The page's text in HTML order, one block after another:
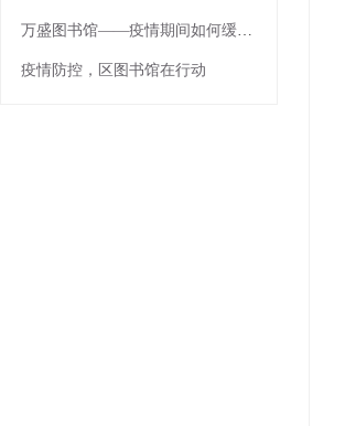
万盛图书馆——疫情期间如何缓解焦虑
疫情防控，区图书馆在行动